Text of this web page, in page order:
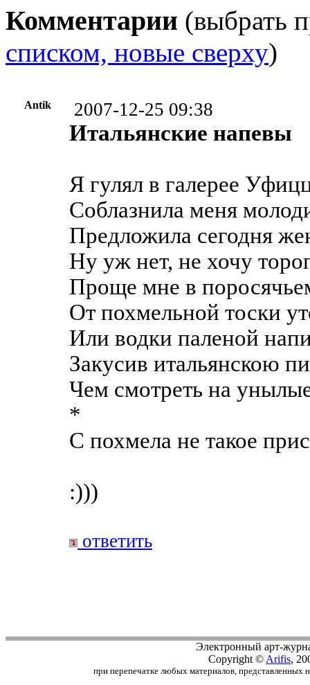
Комментарии (выбрать
списком, новые сверху)
Antik 2007-12-25 09:38
Итальянские напевы
Я гулял в галерее
Соблазнила меня
Предложила сегодня
Ну уж нет, не хочу
Проще мне в
От похмельной тоски
Или водки паленой
Закусив итальянскою
Чем смотреть на
*
С похмела не такое
:)))
ответить
Электронный арт-
Copyright © Arifis,
при перепечатке любых материалов, представленных